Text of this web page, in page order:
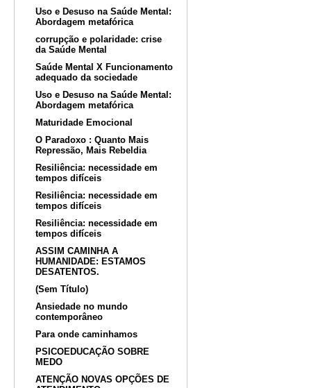
Uso e Desuso na Saúde Mental:
Abordagem metafórica
corrupção e polaridade: crise
da Saúde Mental
Saúde Mental X Funcionamento
adequado da sociedade
Uso e Desuso na Saúde Mental:
Abordagem metafórica
Maturidade Emocional
O Paradoxo : Quanto Mais
Repressão, Mais Rebeldia
Resiliência: necessidade em
tempos difíceis
Resiliência: necessidade em
tempos difíceis
Resiliência: necessidade em
tempos difíceis
ASSIM CAMINHA A
HUMANIDADE: ESTAMOS
DESATENTOS.
(Sem Título)
Ansiedade no mundo
contemporâneo
Para onde caminhamos
PSICOEDUCAÇÃO SOBRE
MEDO
ATENÇÃO NOVAS OPÇÕES DE